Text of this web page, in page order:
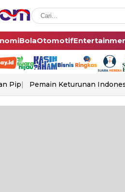
BolaOtomotif
Pip Pemain Keturunan